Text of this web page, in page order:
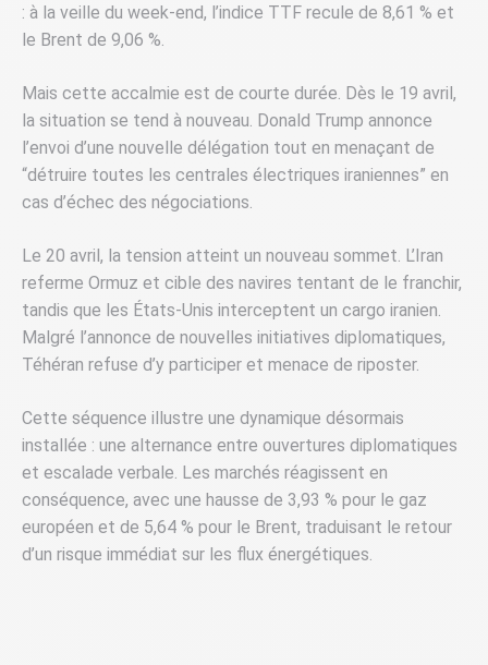
: à la veille du week-end, l’indice TTF recule de 8,61 % et
le Brent de 9,06 %.
Mais cette accalmie est de courte durée. Dès le 19 avril,
la situation se tend à nouveau. Donald Trump annonce
l’envoi d’une nouvelle délégation tout en menaçant de
“détruire toutes les centrales électriques iraniennes” en
cas d’échec des négociations.
Le 20 avril, la tension atteint un nouveau sommet. L’Iran
referme Ormuz et cible des navires tentant de le franchir,
tandis que les États-Unis interceptent un cargo iranien.
Malgré l’annonce de nouvelles initiatives diplomatiques,
Téhéran refuse d’y participer et menace de riposter.
Cette séquence illustre une dynamique désormais
installée : une alternance entre ouvertures diplomatiques
et escalade verbale. Les marchés réagissent en
conséquence, avec une hausse de 3,93 % pour le gaz
européen et de 5,64 % pour le Brent, traduisant le retour
d’un risque immédiat sur les flux énergétiques.